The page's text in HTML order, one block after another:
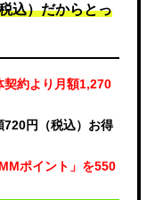
込）だからとっ
契約より月額1,270
円（税込）お得
ポイント」を550